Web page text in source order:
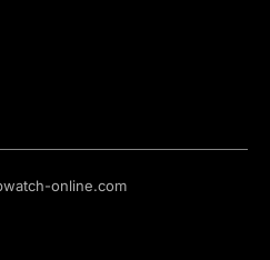
online.com